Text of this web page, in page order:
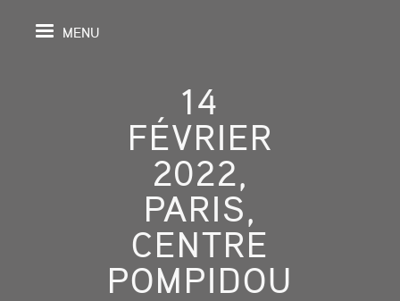
MENU
14
FÉVRIER
2022,
PARIS,
CENTRE
POMPIDOU